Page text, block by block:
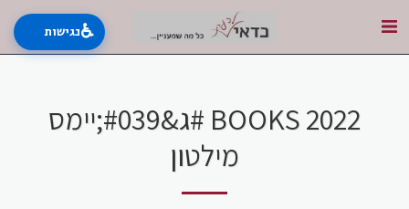
BOOKS 2022 #ג&#039;יימס
מילטון
♿נגישות